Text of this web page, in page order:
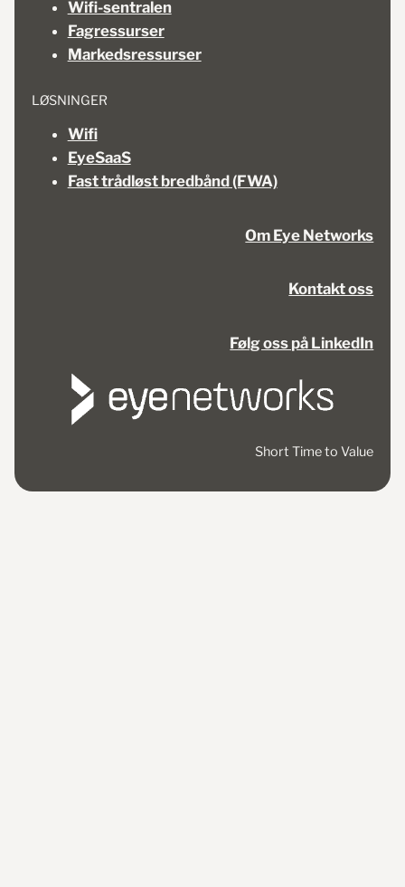
Wifi-sentralen
Fagressurser
Markedsressurser
LØSNINGER
Wifi
EyeSaaS
Fast trådløst bredbånd (FWA)
Om Eye Networks
Kontakt oss
Følg oss på LinkedIn
Short Time to Value